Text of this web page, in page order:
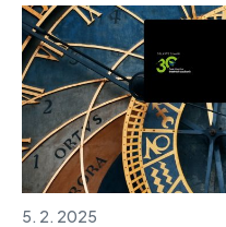
5. 2. 2025